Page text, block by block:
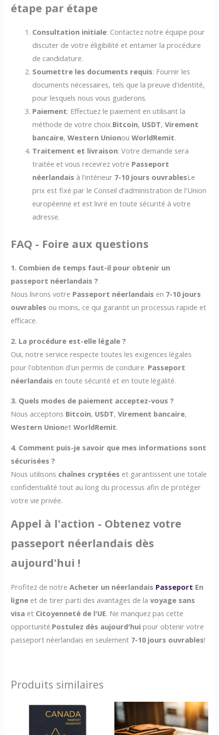
étape par étape
Consultation initiale: Contactez notre équipe pour
discuter de votre éligibilité et entamer la procédure
de candidature.
Soumettre les documents requis: Fournir les
documents nécessaires, tels que la preuve d'identité,
pour lesquels nous vous guiderons.
Paiement: Effectuez le paiement en utilisant la
méthode de votre choix.Bitcoin, USDT,Virement
bancaire,Western UnionouWorldRemit.
Traitement et livraison: Votre demande sera
traitée et vous recevrez votre Passeport
néerlandais à l'intérieur 7-10 jours ouvrablesLe
prix est fixé par le Conseil d'administration de l'Union
européenne et est livré en toute sécurité à votre
adresse.
FAQ - Foire aux questions
1. Combien de temps faut-il pour obtenir un
passeport néerlandais ?
Nous livrons votre Passeport néerlandais en 7-10 jours
ouvrables ou moins, ce qui garantit un processus rapide et
efficace.
2. La procédure est-elle légale ?
Oui, notre service respecte toutes les exigences légales
pour l'obtention d'un permis de conduire. Passeport
néerlandais en toute sécurité et en toute légalité.
3. Quels modes de paiement acceptez-vous ?
Nous acceptons Bitcoin, USDT,Virement bancaire,
Western UnionetWorldRemit.
4. Comment puis-je savoir que mes informations sont
sécurisées ?
Nous utilisons chaînes cryptées et garantissent une totale
confidentialité tout au long du processus afin de protéger
votre vie privée.
Appel à l'action - Obtenez votre
passeport néerlandais dès
aujourd'hui !
Profitez de notreAcheter un néerlandais Passeport En
ligne et de tirer parti des avantages de lavoyage sans
visa et Citoyenneté de l'UE. Ne manquez pas cette
opportunité.Postulez dès aujourd'hui pour obtenir votre
passeport néerlandais en seulement 7-10 jours ouvrables!
Produits similaires